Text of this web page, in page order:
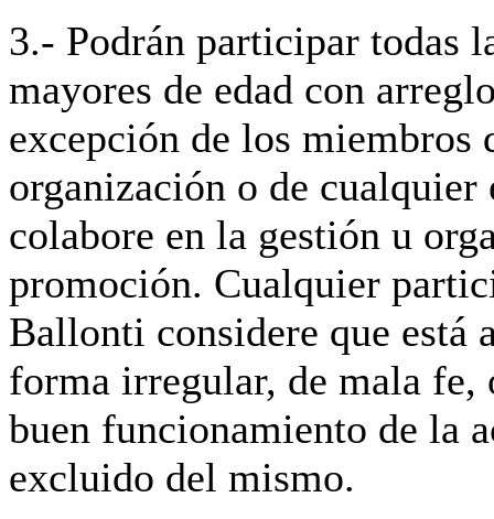
3.- Podrán participar todas
mayores de edad con
excepción de los miembros
organización o de cualquier
colabore en la gestión u
promoción. Cualquier
Ballonti considere que está
forma irregular, de mala fe,
buen funcionamiento de la
excluido del mismo.